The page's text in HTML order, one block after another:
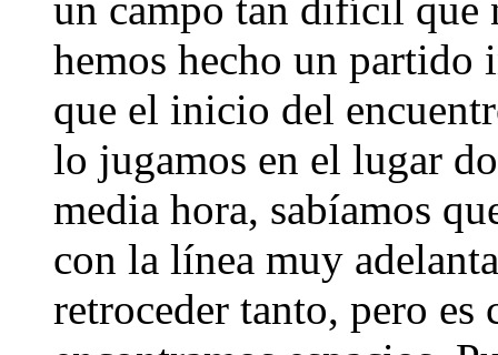
hemos hecho un partido
que el inicio del
lo jugamos en el lugar
media hora, sabíamos
con la línea muy
retroceder tanto, pero